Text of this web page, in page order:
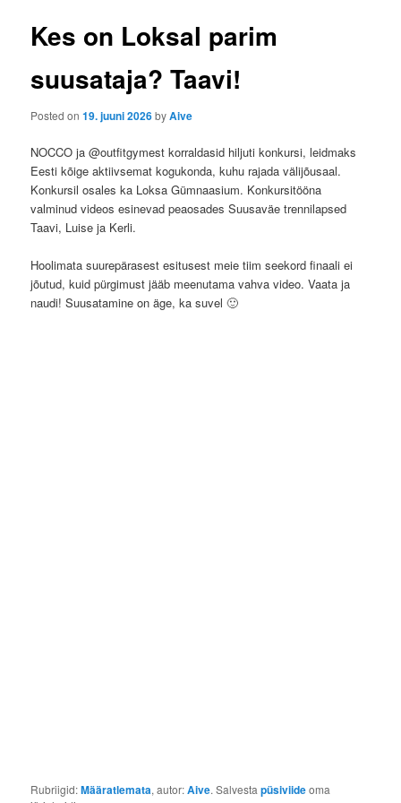
n
t
i
o
n
Kes on Loksal parim
suusataja? Taavi!
Posted on19. juuni 2026byAive
NOCCO ja @outfitgymest korraldasid hiljuti konkursi, leidmaks
Eesti kõige aktiivsemat kogukonda, kuhu rajada välijõusaal.
Konkursil osales ka Loksa Gümnaasium. Konkursitööna
valminud videos esinevad peaosades Suusaväe trennilapsed
Taavi, Luise ja Kerli.
Hoolimata suurepärasest esitusest meie tiim seekord finaali ei
jõutud, kuid pürgimust jääb meenutama vahva video. Vaata ja
naudi! Suusatamine on äge, ka suvel 🙂
Rubriigid:Määratlemata, autor:Aive. Salvestapüsiviideoma